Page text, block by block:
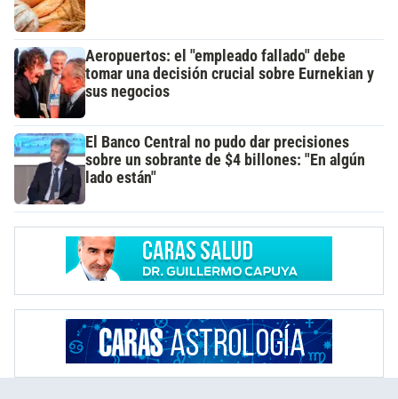
Aeropuertos: el "empleado fallado" debe
tomar una decisión crucial sobre Eurnekian y
sus negocios
El Banco Central no pudo dar precisiones
sobre un sobrante de $4 billones: "En algún
lado están"